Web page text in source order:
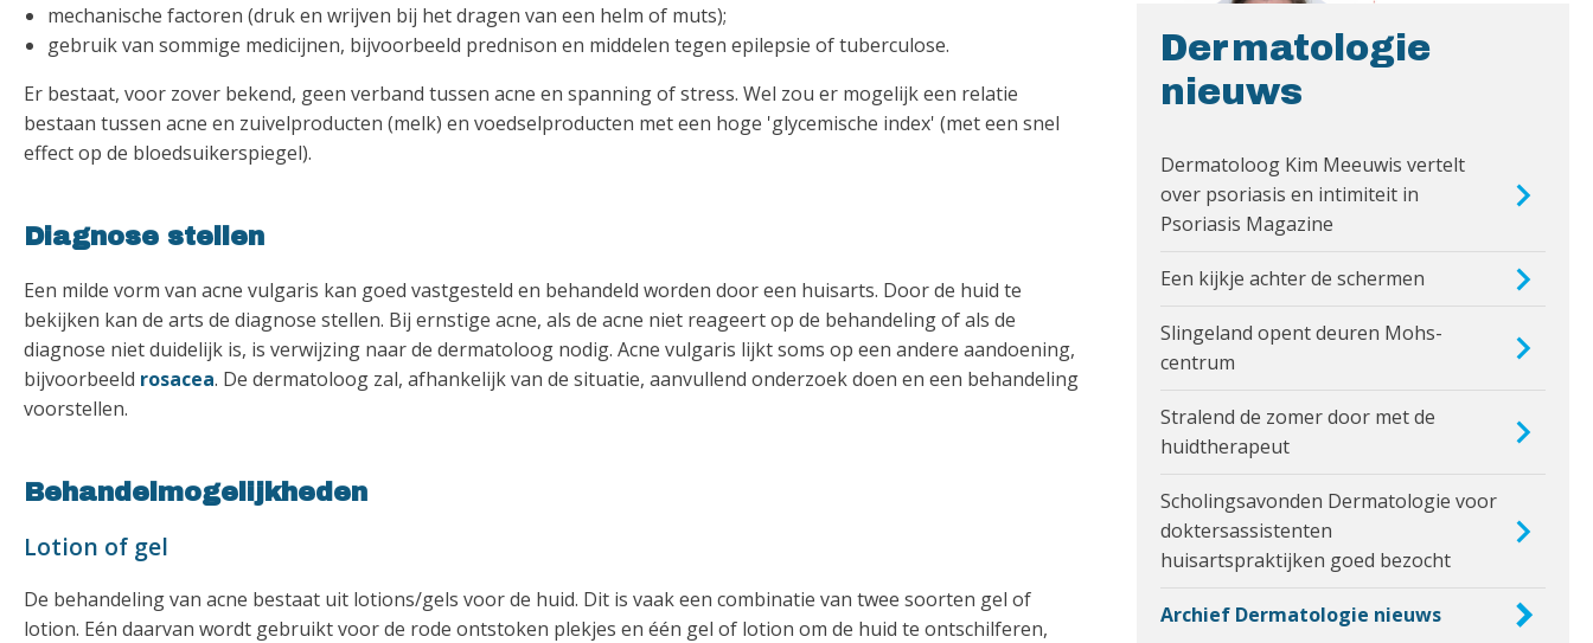
mechanische factoren (druk en wrijven bij het dragen van een helm of muts);
gebruik van sommige medicijnen, bijvoorbeeld prednison en middelen tegen epilepsie of tuberculose.
Er bestaat, voor zover bekend, geen verband tussen acne en spanning of stress. Wel zou er mogelijk een relatie
bestaan tussen acne en zuivelproducten (melk) en voedselproducten met een hoge 'glycemische index' (met een snel
effect op de bloedsuikerspiegel).
Diagnose stellen
Een milde vorm van acne vulgaris kan goed vastgesteld en behandeld worden door een huisarts. Door de huid te
bekijken kan de arts de diagnose stellen. Bij ernstige acne, als de acne niet reageert op de behandeling of als de
diagnose niet duidelijk is, is verwijzing naar de dermatoloog nodig. Acne vulgaris lijkt soms op een andere aandoening,
bijvoorbeeld rosacea. De dermatoloog zal, afhankelijk van de situatie, aanvullend onderzoek doen en een behandeling
voorstellen.
Behandelmogelijkheden
Lotion of gel
De behandeling van acne bestaat uit lotions/gels voor de huid. Dit is vaak een combinatie van twee soorten gel of
lotion. Eén daarvan wordt gebruikt voor de rode ontstoken plekjes en één gel of lotion om de huid te ontschilferen,
Dermatologie
nieuws
Dermatoloog Kim Meeuwis vertelt
over psoriasis en intimiteit in
Psoriasis Magazine
Een kijkje achter de schermen
Slingeland opent deuren Mohs-
centrum
Stralend de zomer door met de
huidtherapeut
Scholingsavonden Dermatologie voor
doktersassistenten
huisartspraktijken goed bezocht
Archief Dermatologie nieuws